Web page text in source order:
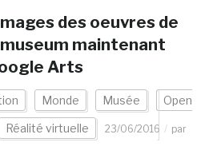
des oeuvres de
maintenant
Arts
Monde Musée Open
Réalité virtuelle 23/06/2016
par